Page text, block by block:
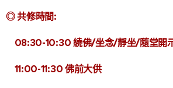
◎ 共修時間:
08:30-10:30 繞佛/坐念/靜坐/隨堂開
11:00-11:30 佛前大供